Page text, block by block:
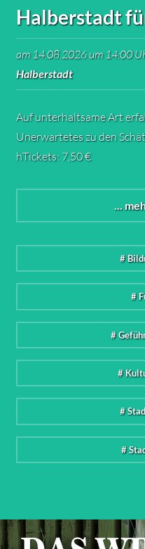
Halberstadt
am 14.08.2026 um 14:00
Halberstadt
Auf unterhaltsame Art
Unerwartetes zu den
hTickets: 7,50 €
...
#
#
#
#
#
#